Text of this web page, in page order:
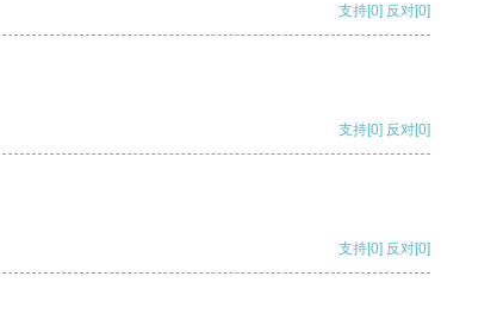
支持[0] 反对[0]
支持[0] 反对[0]
支持[0] 反对[0]